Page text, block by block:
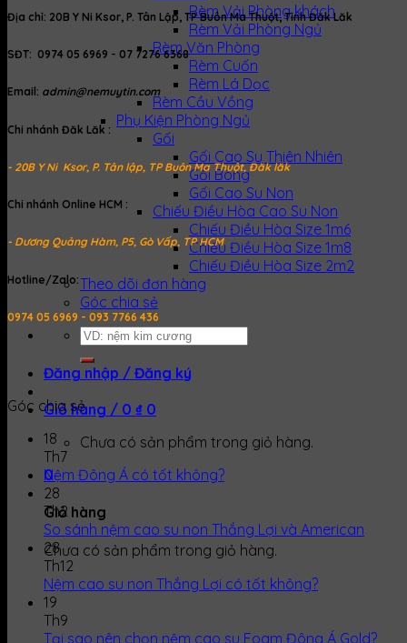
Rèm Vải Phòng khách
Rèm Vải Phòng Ngủ
Rèm Văn Phòng
Rèm Cuốn
Rèm Lá Dọc
Rèm Cầu Vồng
Phụ Kiện Phòng Ngủ
Gối
Gối Cao Su Thiên Nhiên
Gối Bông
Gối Cao Su Non
Chiếu Điều Hòa Cao Su Non
Chiếu Điều Hòa Size 1m6
Chiếu Điều Hòa Size 1m8
Chiếu Điều Hòa Size 2m2
Theo dõi đơn hàng
Góc chia sẻ
Tìm
Đăng nhập / Đăng ký
Giỏ hàng / 0 ₫ 0
Chưa có sản phẩm trong giỏ hàng.
0
Giỏ hàng
Chưa có sản phẩm trong giỏ hàng.
Địa chỉ: 20B Y Ni Ksor, P. Tân Lập, TP Buôn Ma Thuột, Tỉnh Đăk Lăk
SĐT: 0974 05 6969 - 07 7276 6368
Email: admin@nemuytin.com
Chi nhánh Đăk Lăk :
- 20B Y Ni Ksor, P. Tân lập, TP Buôn Ma Thuột, Đăk lăk
Chi nhánh Online HCM :
- Dương Quảng Hàm, P5, Gò Vấp, TP HCM
Hotline/Zalo:
0974 05 6969 - 093 7766 436
Góc chia sẻ
18
Th7
Nệm Đông Á có tốt không?
28
Th2
So sánh nệm cao su non Thắng Lợi và American
28
Th12
Nệm cao su non Thắng Lợi có tốt không?
19
Th9
Tại sao nên chọn nệm cao su Foam Đông Á Gold?